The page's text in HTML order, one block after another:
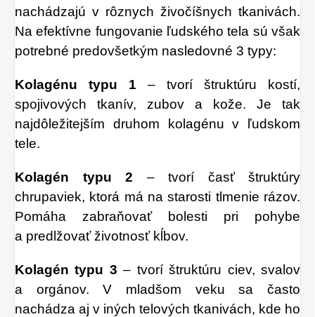
nachádzajú v rôznych živočíšnych tkanivách.
Na efektívne fungovanie ľudského tela sú však
potrebné predovšetkým nasledovné 3 typy:
Kolagénu typu 1 – tvorí štruktúru kostí,
spojivových tkanív, zubov a kože. Je tak
najdôležitejším druhom kolagénu v ľudskom
tele.
Kolagén typu 2 – tvorí časť štruktúry
chrupaviek, ktorá má na starosti tlmenie rázov.
Pomáha zabraňovať bolesti pri pohybe
a predlžovať životnosť kĺbov.
Kolagén typu 3 – tvorí štruktúru ciev, svalov
a orgánov. V mladšom veku sa často
nachádza aj v iných telových tkanivách, kde ho